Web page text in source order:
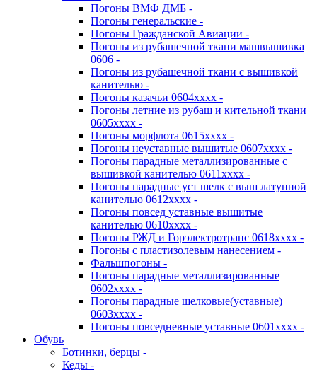
Погоны ВМФ ДМБ -
Погоны генеральские -
Погоны Гражданской Авиации -
Погоны из рубашечной ткани машвышивка
0606 -
Погоны из рубашечной ткани с вышивкой
канителью -
Погоны казачьи 0604хххх -
Погоны летние из рубаш и кительной ткани
0605хххх -
Погоны морфлота 0615хххх -
Погоны неуставные вышитые 0607хххх -
Погоны парадные металлизированные с
вышивкой канителью 0611хххх -
Погоны парадные уст шелк с выш латунной
канителью 0612хххх -
Погоны повсед уставные вышитые
канителью 0610хххх -
Погоны РЖД и Горэлектротранс 0618хххх -
Погоны с пластизолевым нанесением -
Фальшпогоны -
Погоны парадные металлизированные
0602хххх -
Погоны парадные шелковые(уставные)
0603хххх -
Погоны повседневные уставные 0601хххх -
Обувь
Ботинки, берцы -
Кеды -